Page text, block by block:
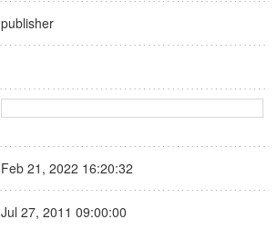
publisher
Feb 21, 2022 16:20:32
Jul 27, 2011 09:00:00